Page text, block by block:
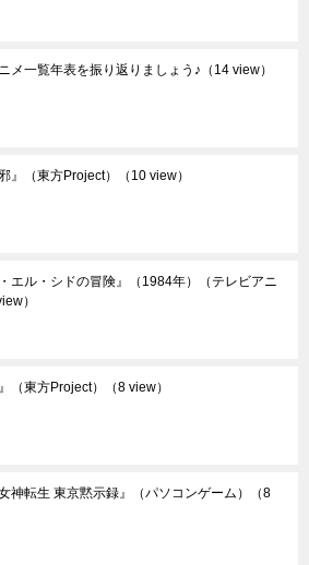
メ一覧年表を振り返りましょう♪ （14 view）
』（東方Project） （10 view）
・エル・シドの冒険』（1984年）（テレビアニ
）
（東方Project） （8 view）
神転生 東京黙示録』（パソコンゲーム）
（8